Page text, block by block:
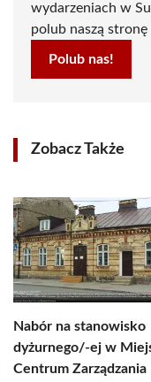
wydarzeniach w
polub naszą stronę
Polub nas!
Zobacz Także
Nabór na stanowisko
dyżurnego/-ej w
Centrum Zarządzania